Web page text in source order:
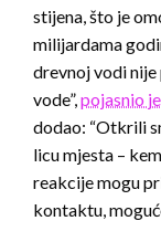
stijena, što je
milijardama
drevnoj vodi
vode”, pojasnio je
dodao: “Otkrili
licu mjesta –
reakcije mogu
kontaktu,